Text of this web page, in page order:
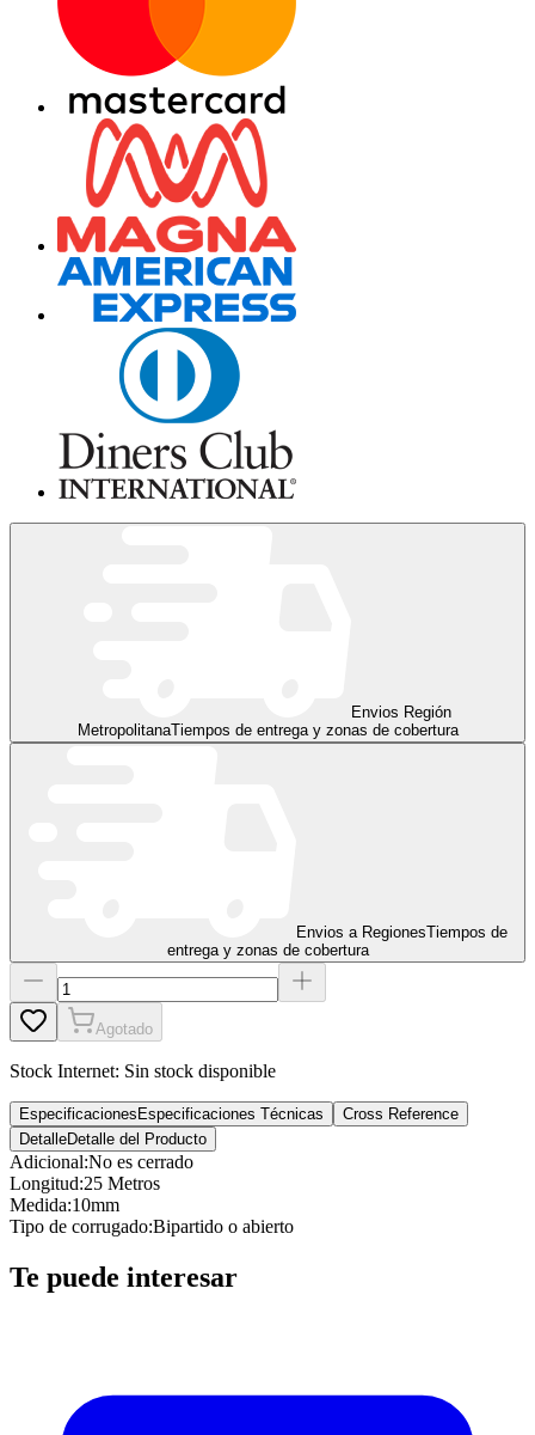
Envios Región
MetropolitanaTiempos de entrega y zonas de cobertura
Envios a RegionesTiempos de
entrega y zonas de cobertura
Agotado
Stock Internet: Sin stock disponible
Especificaciones Especificaciones Técnicas
Cross Reference
DetalleDetalle del Producto
Adicional:No es cerrado
Longitud:25 Metros
Medida:10mm
Tipo de corrugado:Bipartido o abierto
Te puede interesar